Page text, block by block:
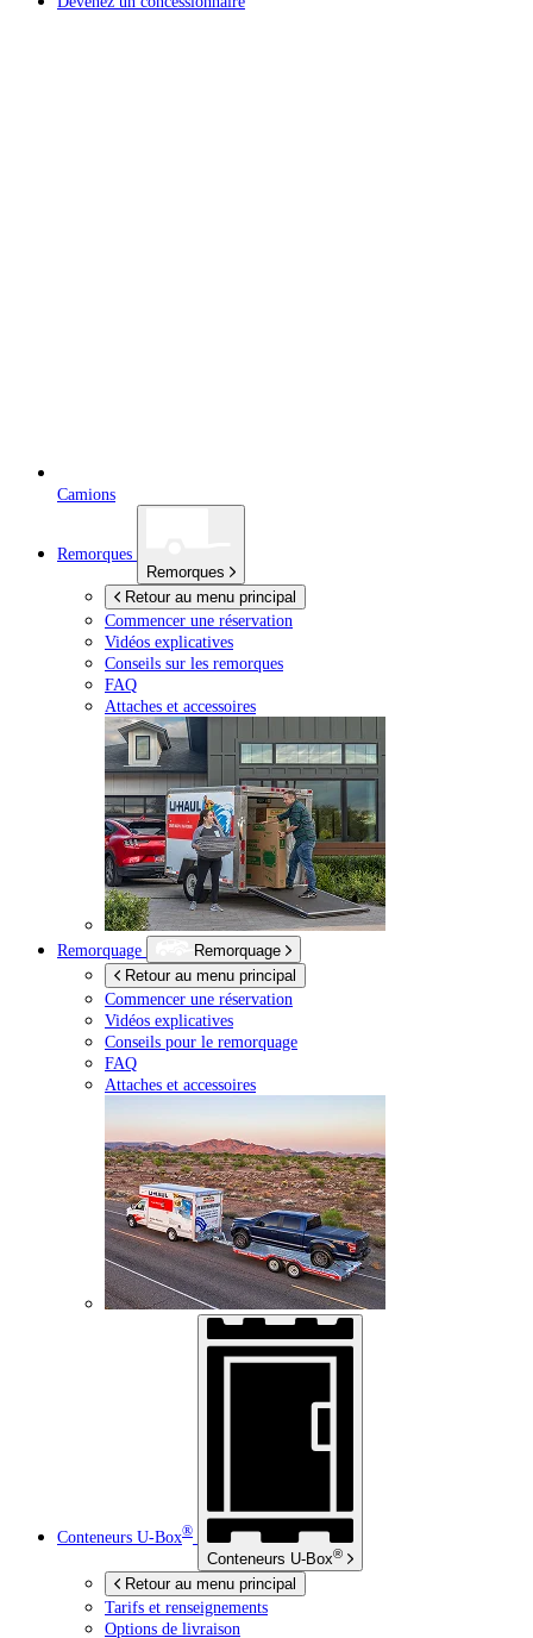
Camions
Remorques
Remorques
Retour au menu principal
Commencer une réservation
Vidéos explicatives
Conseils sur les remorques
FAQ
Attaches et accessoires
Remorquage
Remorquage
Retour au menu principal
Commencer une réservation
Vidéos explicatives
Conseils pour le remorquage
FAQ
Attaches et accessoires
Conteneurs U-Box®
Conteneurs U-Box®
Retour au menu principal
Tarifs et renseignements
Options de livraison